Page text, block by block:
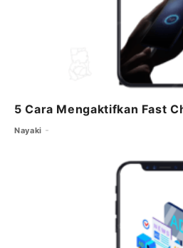
5 Cara Mengaktifkan Fast
Nayaki